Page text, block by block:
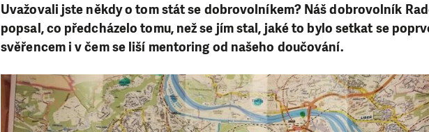
Uvažovali jste někdy o tom stát se dobrovolníkem? Náš dobrovolník
popsal, co předcházelo tomu, než se jím stal, jaké to bylo setkat se
svěřencem i v čem se liší mentoring od našeho doučování.